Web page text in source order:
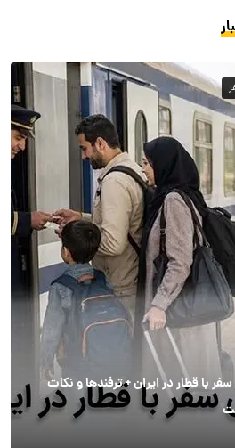
با قطار در ایران + ترفندها و نکات